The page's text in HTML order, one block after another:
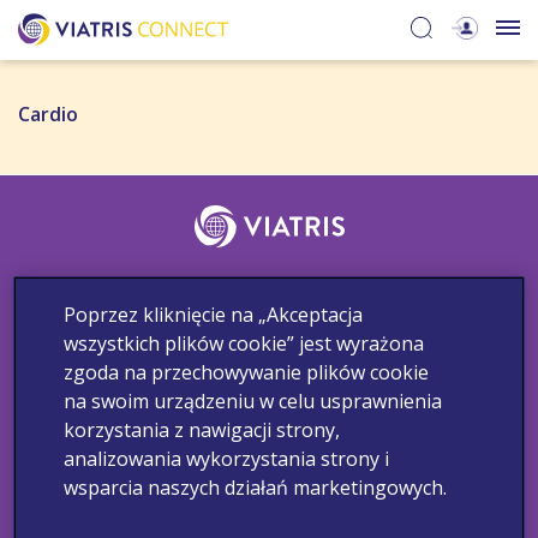
Cardio​
Skontaktuj się z nami
Zgłaszanie działań niepożądanych
Informacja medyczna
Polityka Prywatności
Copyright © 2022 Viatris. Wszelkie prawa zastrzeżone.
Poprzez kliknięcie na „Akceptacja
wszystkich plików cookie” jest wyrażona
zgoda na przechowywanie plików cookie
na swoim urządzeniu w celu usprawnienia
korzystania z nawigacji strony,
analizowania wykorzystania strony i
wsparcia naszych działań marketingowych.